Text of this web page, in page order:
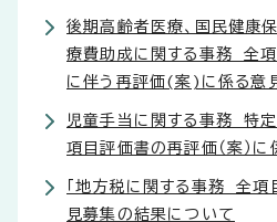
後期高齢者医療、国民健康
療費助成に関する事務 全
に伴う再評価(案)に係る意
児童手当に関する事務 特
項目評価書の再評価（案）
「地方税に関する事務 全項
見募集の結果について